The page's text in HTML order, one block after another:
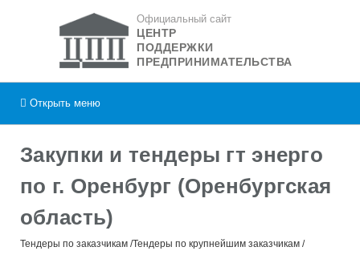
Официальный сайт
ЦЕНТР
ПОДДЕРЖКИ
ПРЕДПРИНИМАТЕЛЬСТВА
Открыть меню
Закупки и тендеры гт энерго
по г. Оренбург (Оренбургская
область)
Тендеры по заказчикам Тендеры по крупнейшим заказчикам